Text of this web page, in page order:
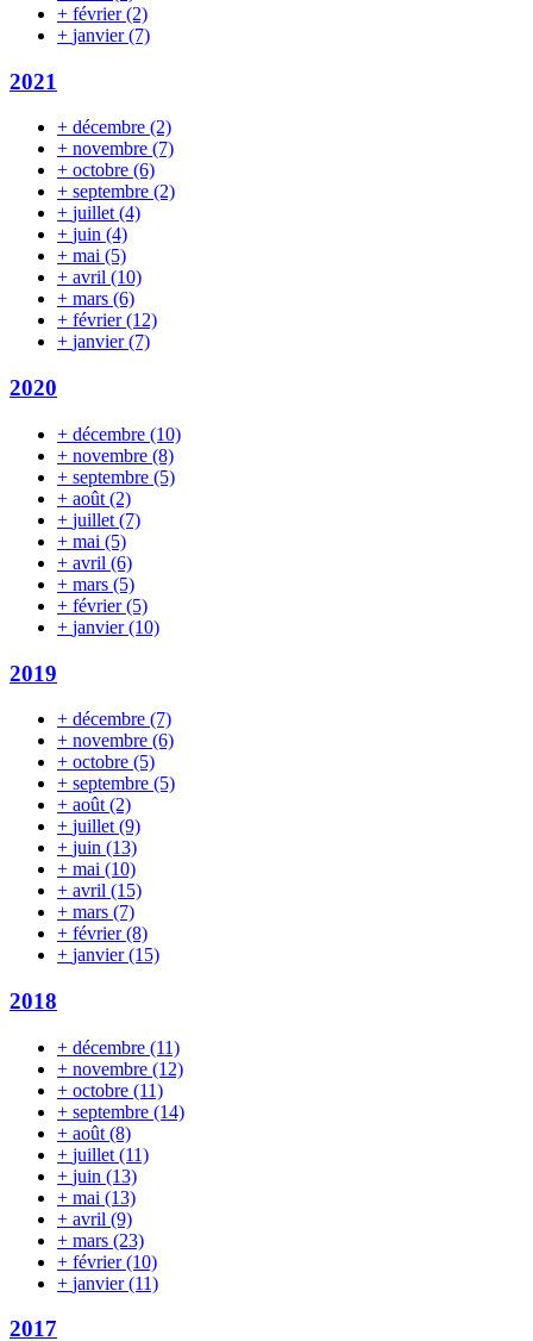
+ février(2)
+ janvier(7)
2021
+ décembre (2)
+ novembre (7)
+ octobre (6)
+ septembre (2)
+ juillet (4)
+ juin (4)
+ mai (5)
+ avril (10)
+ mars (6)
+ février(12)
+ janvier(7)
2020
+ décembre (10)
+ novembre (8)
+ septembre (5)
+ août (2)
+ juillet (7)
+ mai (5)
+ avril (6)
+ mars (5)
+ février(5)
+ janvier(10)
2019
+ décembre (7)
+ novembre (6)
+ octobre (5)
+ septembre (5)
+ août (2)
+ juillet (9)
+ juin (13)
+ mai (10)
+ avril (15)
+ mars (7)
+ février(8)
+ janvier(15)
2018
+ décembre (11)
+ novembre (12)
+ octobre (11)
+ septembre (14)
+ août (8)
+ juillet (11)
+ juin (13)
+ mai (13)
+ avril (9)
+ mars (23)
+ février(10)
+ janvier(11)
2017